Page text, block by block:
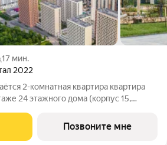
17 мин.
2022
2-комнатная квартира квартира
24 этажного дома (корпус 15,
пешком до станции метро
на автомобиле до
Позвоните мне